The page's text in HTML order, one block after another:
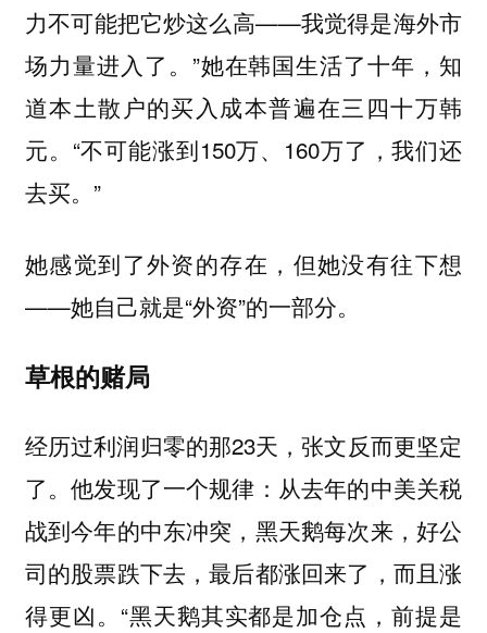
力不可能把它炒这么高——我觉得是海外市
场力量进入了。”她在韩国生活了十年，知
道本土散户的买入成本普遍在三四十万韩
元。“不可能涨到150万、160万了，我们还
去买。”
她感觉到了外资的存在，但她没有往下想
——她自己就是“外资”的一部分。
草根的赌局
经历过利润归零的那23天，张文反而更坚定
了。他发现了一个规律：从去年的中美关税
战到今年的中东冲突，黑天鹅每次来，好公
司的股票跌下去，最后都涨回来了，而且涨
得更凶。“黑天鹅其实都是加仓点，前提是